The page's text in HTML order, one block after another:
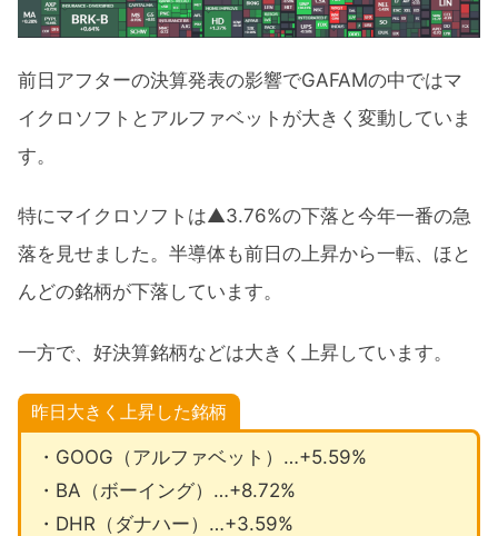
前日アフターの決算発表の影響でGAFAMの中ではマ
イクロソフトとアルファベットが大きく変動していま
す。
特にマイクロソフトは▲3.76%の下落と今年一番の急
落を見せました。半導体も前日の上昇から一転、ほと
んどの銘柄が下落しています。
一方で、好決算銘柄などは大きく上昇しています。
昨日大きく上昇した銘柄
・GOOG（アルファベット）…+5.59%
・BA（ボーイング）…+8.72%
・DHR（ダナハー）…+3.59%